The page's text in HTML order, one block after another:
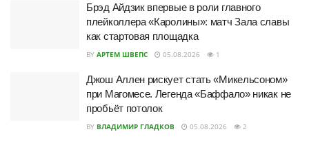
Брэд Айдзик впервые в роли главного
плейколлера «Каролины»: матч Зала славы
как стартовая площадка
BY АРТЕМ ШВЕПС 05.08.2026 1
Джош Аллен рискует стать «Микельсоном»
при Магомесе. Легенда «Баффало» никак не
пробьёт потолок
BY ВЛАДИМИР ГЛАДКОВ 05.08.2026 2